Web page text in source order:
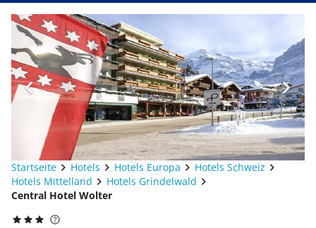
Startseite Hotels Hotels Europa
Hotels Schweiz
Hotels Mittelland
Hotels Grindelwald
Central Hotel Wolter